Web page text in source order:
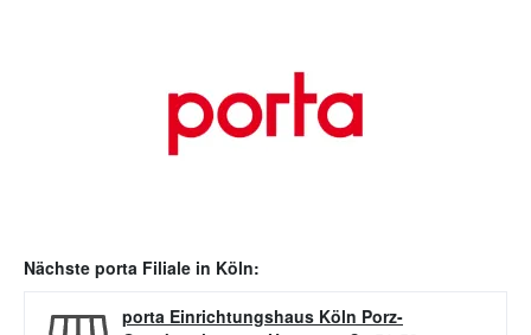
Nächste porta Filiale in Köln:
porta Einrichtungshaus Köln Porz-